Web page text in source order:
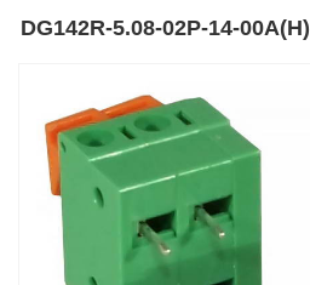
DG142R-5.08-02P-14-00A(H)